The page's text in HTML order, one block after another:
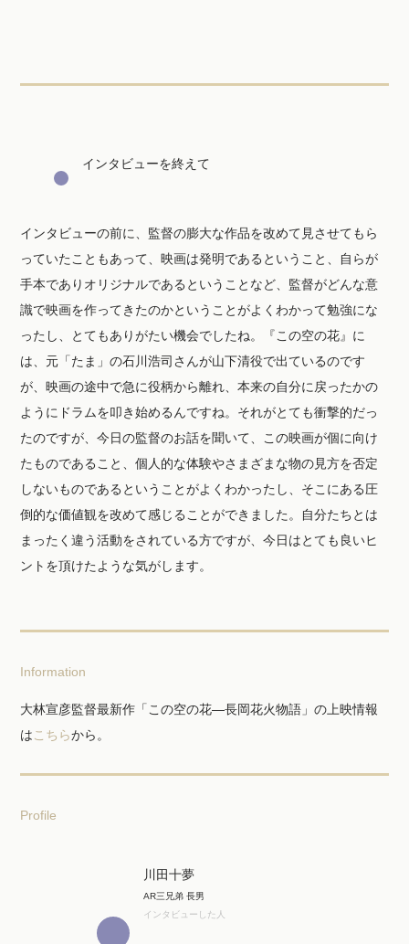
インタビューを終えて
インタビューの前に、監督の膨大な作品を改めて見させてもら
っていたこともあって、映画は発明であるということ、自らが
手本でありオリジナルであるということなど、監督がどんな意
識で映画を作ってきたのかということがよくわかって勉強にな
ったし、とてもありがたい機会でしたね。『この空の花』に
は、元「たま」の石川浩司さんが山下清役で出ているのです
が、映画の途中で急に役柄から離れ、本来の自分に戻ったかの
ようにドラムを叩き始めるんですね。それがとても衝撃的だっ
たのですが、今日の監督のお話を聞いて、この映画が個に向け
たものであること、個人的な体験やさまざまな物の見方を否定
しないものであるということがよくわかったし、そこにある圧
倒的な価値観を改めて感じることができました。自分たちとは
まったく違う活動をされている方ですが、今日はとても良いヒ
ントを頂けたような気がします。
Information
大林宣彦監督最新作「この空の花―長岡花火物語」の上映情報
は こちらから。
Profile
川田十夢
AR三兄弟 長男
インタビューした人